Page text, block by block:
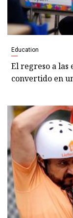
Education
El regreso a las
convertido en